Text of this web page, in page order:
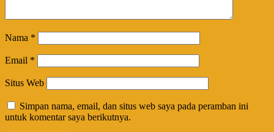
Nama *
Email *
Situs Web
Simpan nama, email, dan situs web saya pada peramban ini
untuk komentar saya berikutnya.